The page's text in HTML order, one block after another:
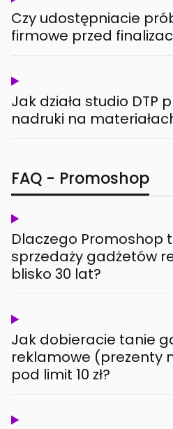
Czy udostępniacie
firmowe przed
Jak działa studio DTP
nadruki na
FAQ - Promoshop
Dlaczego Promoshop
sprzedaży gadżetów
blisko 30 lat?
Jak dobieracie tanie
reklamowe (prezenty
pod limit 10 zł?